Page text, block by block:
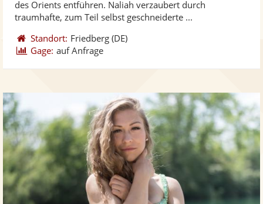
des Orients entführen. Naliah verzaubert durch
traumhafte, zum Teil selbst geschneiderte ...
Standort: Friedberg (DE)
Gage: auf Anfrage